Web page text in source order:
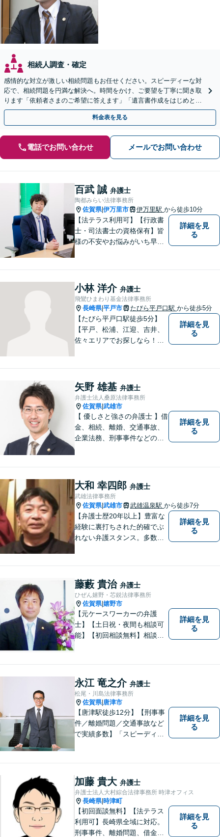
相続人調査・確定
感情的な対立が激しい相続問題もお任せください。スピーディーな対
応で、相続問題を円満な解決へ。時間をかけ、ご要望を丁寧に聞き取
ります「依頼者さまのご希望に答えます」「遺言書作成をはじめとし
た「終活」もサポート」【バリアフリー】【完全個室対応】
料金表を見る
電話でお問い合わせ メールでお問い合わせ
百武 誠 弁護士
陶都みらい法律事務所
佐賀県|伊万里市 伊万里駅 から徒歩10分
【法テラス利用可】【行政書
士・司法書士の資格保有】皆
様の不安やお悩みがいち早く
たします。また、依頼者様が
お悩みを話しやすい環境作り
を心がけております。
詳細を見
る
小林 洋介 弁護士
飛鸞ひまわり基金法律事務所
長崎県|平戸市 たびら平戸口駅 から徒歩5分
【たびら平戸口駅徒歩5分】
【平戸、松浦、江迎、吉井、
佐々エリアでお探しなら！】
ど、相談しやすい環境完備◎
地域の皆様のために活動する
弁護士。【駐車場あり】
詳細を見
る
矢野 雄基 弁護士
弁護士法人桑原法律事務所
佐賀県|武雄市
【 優しさと強さの弁護士 】借
金、相続、離婚、交通事故、
企業法務、刑事事件などのご
チーム体制による迅速で最適
なリーガルサービスを提供い
たします。
詳細を見
る
大和 幸四郎 弁護士
武雄法律事務所
佐賀県|武雄市 武雄温泉駅 から徒歩7分
【弁護士歴20年以上】豊富な
経験に裏打ちされた的確でぶ
れない弁護スタンス。多数の
法書士などとも連携しワンス
トップで解決。難事件には他
弁護士と協力も。元調停委
員。
詳細を見
る
藤藪 貴治 弁護士
ひぜん嬉野・芯鋭法律事務所
佐賀県|嬉野市
【元ケースワーカーの弁護
士】【土日祝・夜間も相談可
能】【初回相談無料】相談者
します。相続／離婚・男女問
題／交通事故／債務整理／労
働問題など幅広く対応可能で
す。
詳細を見
る
永江 竜之介 弁護士
松尾・川島法律事務所
佐賀県| 唐津市
【唐津駅徒歩12分】【刑事事
件／離婚問題／交通事故など
で実績多数】「スピーディで
合わせながらどのような解決
が望ましいのかを共に考えま
す。ぜひお気軽にご相談くだ
さい！【プライバシー完備】
詳細を見
る
加藤 貴大 弁護士
弁護士法人大村綜合法律事務所 時津オフィス
長崎県|時津町
【初回面談無料】【法テラス
利用可】長崎県全域に対応。
刑事事件、離婚問題、借金・
詳細を見
る